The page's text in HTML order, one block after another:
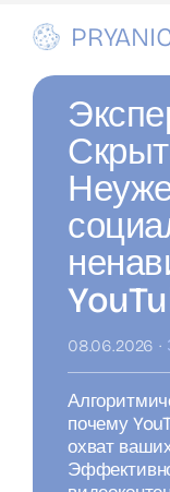
content
Стратегия и
Аналитика и
Инструменты
Отрасли
08.06.2026 ·
почему
охват